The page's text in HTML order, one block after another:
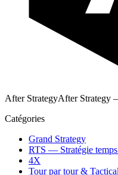
After StrategyAfter Strategy
Catégories
Grand Strategy
RTS — Stratégie temps
4X
Tour par tour & Tactical